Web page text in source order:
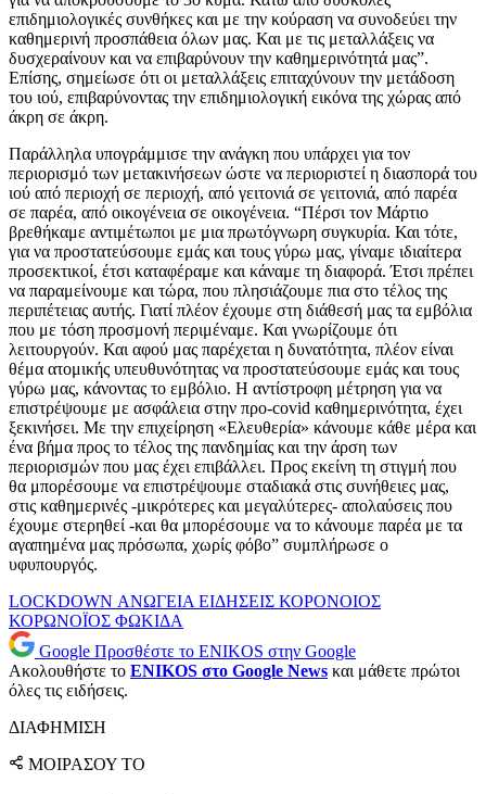
επιδημιολογικές συνθήκες και με την κούραση να συνοδεύει την
καθημερινή προσπάθεια όλων μας. Και με τις μεταλλάξεις να
δυσχεραίνουν και να επιβαρύνουν την καθημερινότητά μας”.
Επίσης, σημείωσε ότι οι μεταλλάξεις επιταχύνουν την μετάδοση
του ιού, επιβαρύνοντας την επιδημιολογική εικόνα της χώρας από
άκρη σε άκρη.
Παράλληλα υπογράμμισε την ανάγκη που υπάρχει για τον
περιορισμό των μετακινήσεων ώστε να περιοριστεί η διασπορά του
ιού από περιοχή σε περιοχή, από γειτονιά σε γειτονιά, από παρέα
σε παρέα, από οικογένεια σε οικογένεια. “Πέρσι τον Μάρτιο
βρεθήκαμε αντιμέτωποι με μια πρωτόγνωρη συγκυρία. Και τότε,
για να προστατεύσουμε εμάς και τους γύρω μας, γίναμε ιδιαίτερα
προσεκτικοί, έτσι καταφέραμε και κάναμε τη διαφορά. Έτσι πρέπει
να παραμείνουμε και τώρα, που πλησιάζουμε πια στο τέλος της
περιπέτειας αυτής. Γιατί πλέον έχουμε στη διάθεσή μας τα εμβόλια
που με τόση προσμονή περιμέναμε. Και γνωρίζουμε ότι
λειτουργούν. Και αφού μας παρέχεται η δυνατότητα, πλέον είναι
θέμα ατομικής υπευθυνότητας να προστατεύσουμε εμάς και τους
γύρω μας, κάνοντας το εμβόλιο. Η αντίστροφη μέτρηση για να
επιστρέψουμε με ασφάλεια στην προ-covid καθημερινότητα, έχει
ξεκινήσει. Με την επιχείρηση «Ελευθερία» κάνουμε κάθε μέρα και
ένα βήμα προς το τέλος της πανδημίας και την άρση των
περιορισμών που μας έχει επιβάλλει. Προς εκείνη τη στιγμή που
θα μπορέσουμε να επιστρέψουμε σταδιακά στις συνήθειες μας,
στις καθημερινές -μικρότερες και μεγαλύτερες- απολαύσεις που
έχουμε στερηθεί -και θα μπορέσουμε να το κάνουμε παρέα με τα
αγαπημένα μας πρόσωπα, χωρίς φόβο” συμπλήρωσε ο
υφυπουργός.
LOCKDOWN ΑΝΩΓΕΙΑ ΕΙΔΗΣΕΙΣ ΚΟΡΟΝΟΙΟΣ
ΚΟΡΩΝΟΪΟΣ ΦΩΚΙΔΑ
Google Προσθέστε το ENIKOS στην Google
Ακολουθήστε το ENIKOS στο Google News και μάθετε πρώτοι
όλες τις ειδήσεις.
ΔΙΑΦΗΜΙΣΗ
ΜΟΙΡΑΣΟΥ ΤΟ